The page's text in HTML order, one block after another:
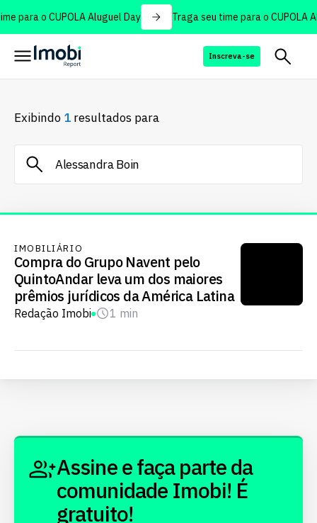
para o CUPOLA Aluguel Day Traga seu time para o CUPOLA
Inscreva-se
Exibindo 1 resultados para
IMOBILIÁRIO
Compra do Grupo Navent pelo
QuintoAndar leva um dos maiores
prêmios jurídicos da América Latina
Redação Imobi 1 min
Assine e faça parte da
comunidade Imobi! É
gratuito!